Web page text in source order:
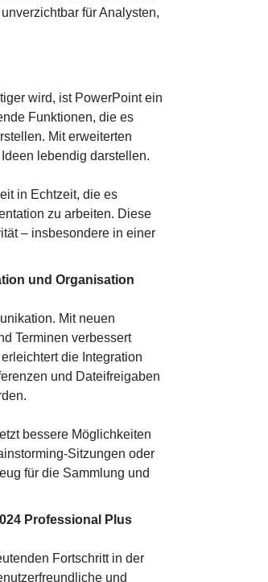
für Analysten,
wird, ist PowerPoint ein
Funktionen, die es
Mit erweiterten
lebendig darstellen.
in Echtzeit, die es
zu arbeiten. Diese
– insbesondere in einer
und Organisation
Mit neuen
Terminen verbessert
die Integration
und Dateifreigaben
bessere Möglichkeiten
Sitzungen oder
für die Sammlung und
Professional Plus
Fortschritt in der
und